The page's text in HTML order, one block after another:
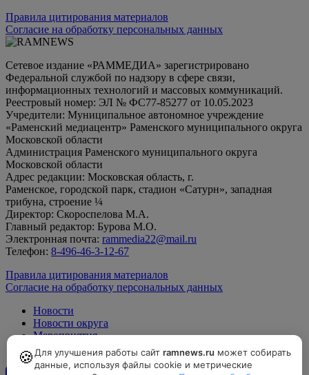
Правила цитирования материалов
Согласие на обработку персональных данных
Сетевое издание «РАММЕДИА» зарегистрировано
Федеральной службой по надзору в сфере связи,
информационных технологий и массовых коммуникаций.
Реестровый номер: ЭЛ № ФС77-85277 от 10.05.2023
Учредители: Муниципальное автономное учреждение
«Раменский медиацентр» Раменского муниципального округа
Московской области
Администрация Раменского муниципального округа
Московской области
Адрес редакции: Московская область, г.
Раменское, городской парк, стадион «Сатурн», западная
трибуна, строение ¼
Директор: Скороспелова М.А.
Главный редактор: Бурова М.О.
Электронная почта: rammedia22@mail.ru
Телефон: 8-496-46-3-12-67
Правила цитирования материалов
Согласие на обработку персональных данных
Новости
Новости округа
Мероприятия
Официально
🍪 Для улучшения работы сайт ramnews.ru может собирать
данные, используя файлы cookie и метрические